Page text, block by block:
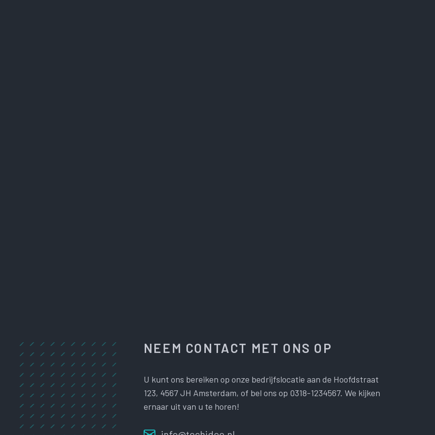
NEEM CONTACT MET ONS OP
U kunt ons bereiken op onze bedrijfslocatie aan de Hoofdstraat
123, 4567 JH Amsterdam, of bel ons op 0318-1234567. We kijken
ernaar uit van u te horen!